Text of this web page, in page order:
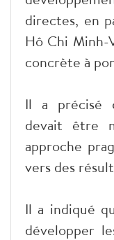
directes, en
Hô Chi
concrète à
Il a précisé
devait être
approche
vers des
Il a indiqué
développer